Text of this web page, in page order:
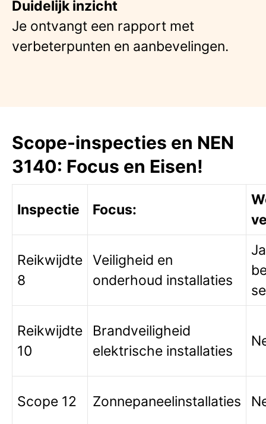
Duidelijk inzicht
Je ontvangt een rapport met
verbeterpunten en aanbevelingen.
Scope-inspecties en NEN
3140: Focus en Eisen!
Inspectie Focus:
Reikwijdte
8
Veiligheid en
onderhoud installaties
Reikwijdte
10
Brandveiligheid
elektrische installaties
Scope 12 Zonnepaneelinstallaties